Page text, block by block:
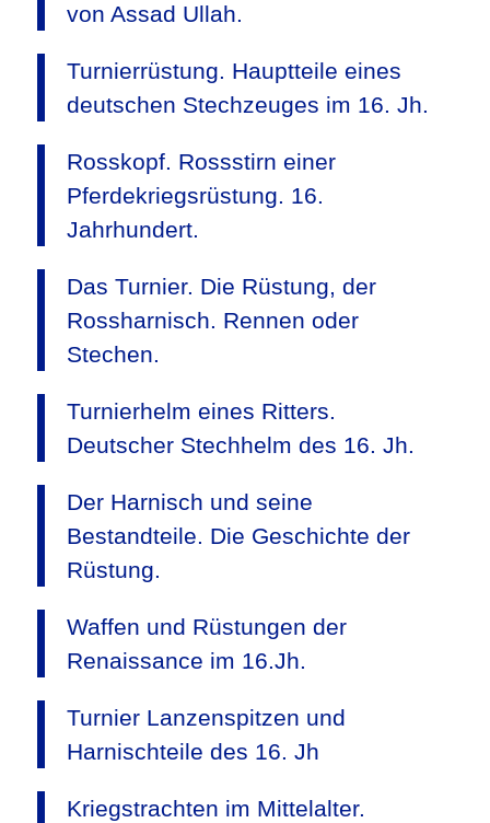
von Assad Ullah.
Turnierrüstung. Hauptteile eines
deutschen Stechzeuges im 16. Jh.
Rosskopf. Rossstirn einer
Pferdekriegsrüstung. 16.
Jahrhundert.
Das Turnier. Die Rüstung, der
Rossharnisch. Rennen oder
Stechen.
Turnierhelm eines Ritters.
Deutscher Stechhelm des 16. Jh.
Der Harnisch und seine
Bestandteile. Die Geschichte der
Rüstung.
Waffen und Rüstungen der
Renaissance im 16.Jh.
Turnier Lanzenspitzen und
Harnischteile des 16. Jh
Kriegstrachten im Mittelalter.